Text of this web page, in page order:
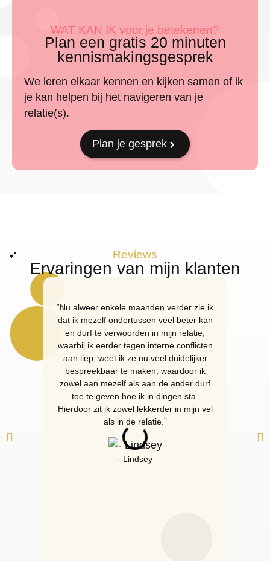
WAT KAN IK voor je betekenen?
Plan een gratis 20 minuten
kennismakingsgesprek
We leren elkaar kennen en kijken samen of ik
je kan helpen bij het navigeren van je
relatie(s).
Plan je gesprek
Reviews
Ervaringen van mijn klanten
“Nu alweer enkele maanden verder zie ik
dat ik mezelf ondertussen veel beter kan
en durf te verwoorden in mijn relatie,
waarbij ik eerder tegen interne conflicten
aan liep, weet ik ze nu veel duidelijker
bespreekbaar te maken, waardoor ik
zowel aan mezelf als aan de ander durf
toe te geven hoe ik in dingen sta.
Hierdoor zit ik zowel lekkerder in mijn vel
als in de relatie.”
- Lindsey